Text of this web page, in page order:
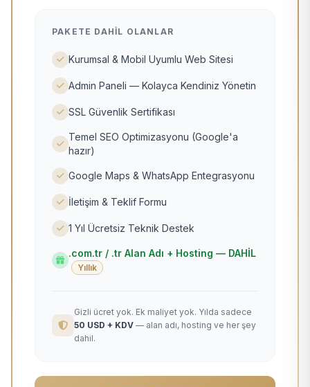
PAKETE DAHIL OLANLAR
Kurumsal & Mobil Uyumlu Web Sitesi
Admin Paneli — Kolayca Kendiniz Yönetin
SSL Güvenlik Sertifikası
Temel SEO Optimizasyonu (Google'a
hazır)
Google Maps & WhatsApp Entegrasyonu
İletişim & Teklif Formu
1 Yıl Ücretsiz Teknik Destek
.com.tr / .tr Alan Adı + Hosting — DAHİL
Yıllık
Gizli ücret yok. Ek maliyet yok. Yılda sadece
50 USD + KDV — alan adı, hosting ve her şey
dahil.